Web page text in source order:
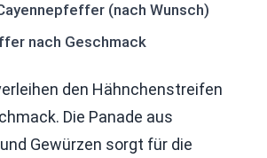
(nach Wunsch)
nach Geschmack
den Hähnchenstreifen
Die Panade aus
Gewürzen sorgt für die